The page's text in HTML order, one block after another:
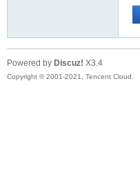
Powered by Discuz! X3.4
Copyright © 2001-2021, Tencent Cloud.